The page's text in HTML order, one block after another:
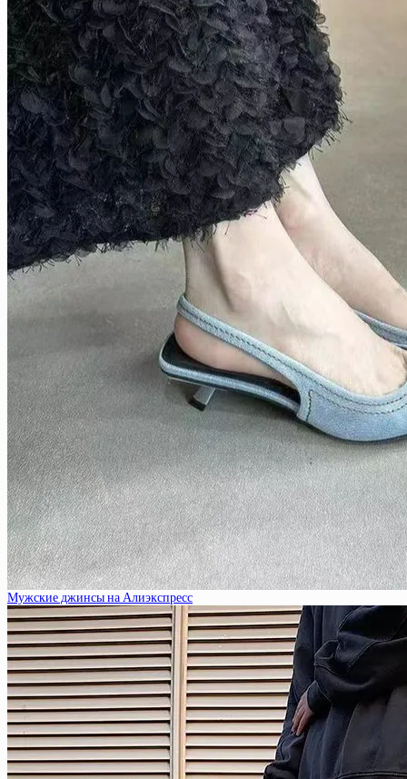
Мужские джинсы на Алиэкспресс